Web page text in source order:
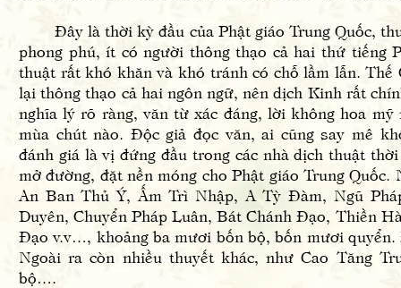
Đây là thời kỳ đầu của Phật giáo Trung Quốc,
phong phú, ít có người thông thạo cả hai thứ tiếng
thuật rất khó khăn và khó tránh có chỗ lầm lẫn. Thế
lại thông thạo cả hai ngôn ngữ, nên dịch Kinh rất
nghĩa lý rõ ràng, văn từ xác đáng, lời không hoa mỹ
mùa chút nào. Độc giả đọc văn, ai cũng say mê
đánh giá là vị đứng đầu trong các nhà dịch thuật
mở đường, đặt nền móng cho Phật giáo Trung
An Ban Thủ Ý, Ấm Trì Nhập, A Tỳ Đàm, Ngũ
Duyên, Chuyển Pháp Luân, Bát Chánh Đạo, Thiền
Đạo v.v…, khoảng ba mươi bốn bộ, bốn mươi
Ngoài ra còn nhiều thuyết khác, như Cao Tăng
bộ….